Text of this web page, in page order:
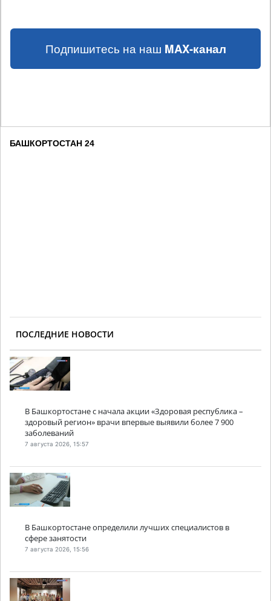
Подпишитесь на наш MAX-канал
БАШКОРТОСТАН 24
ПОСЛЕДНИЕ НОВОСТИ
В Башкортостане с начала акции «Здоровая республика –
здоровый регион» врачи впервые выявили более 7 900
заболеваний
7 августа 2026, 15:57
В Башкортостане определили лучших специалистов в
сфере занятости
7 августа 2026, 15:56